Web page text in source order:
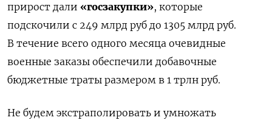
прирост дали «госзакупки», которые
подскочили с 249 млрд руб до 1305 млрд руб.
В течение всего одного месяца очевидные
военные заказы обеспечили добавочные
бюджетные траты размером в 1 трлн руб.
Не будем экстраполировать и умножать